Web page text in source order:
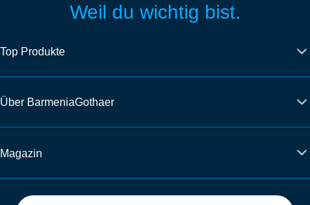
Weil du wichtig bist.
Top Produkte
Über BarmeniaGothaer
Magazin